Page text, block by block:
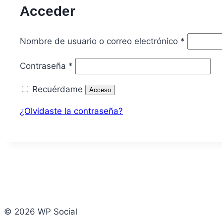
Acceder
Nombre de usuario o correo electrónico *
Contraseña *
Recuérdame Acceso
¿Olvidaste la contraseña?
© 2026 WP Social